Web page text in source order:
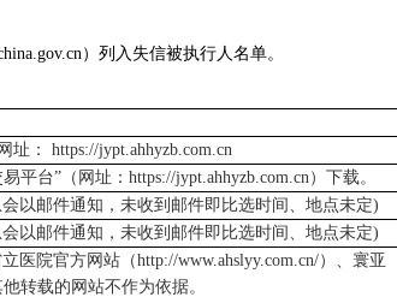
）列入失信被执行人名单。
址：
https://jypt.ahhyzb.com.cn
易平台” （网址：https://jypt.ahhyzb.com.cn）下载。
以邮件通知，未收到邮件即比选时间、地点未定)
以邮件通知，未收到邮件即比选时间、地点未定)
医院官方网站（http://www.ahslyy.com.cn/）、寰亚
转载的网站不作为依据。